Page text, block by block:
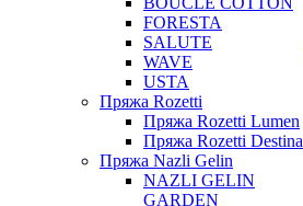
FORESTA
SALUTE
WAVE
USTA
Пряжа Rozetti
Пряжа Rozetti Lumen
Пряжа Rozetti Destina
Пряжа Nazli Gelin
NAZLI GELIN
GARDEN